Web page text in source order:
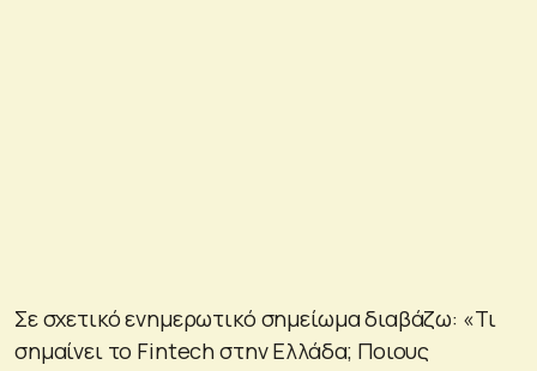
Σε σχετικό ενημερωτικό σημείωμα διαβάζω: «Τι
σημαίνει το Fintech στην Ελλάδα; Ποιους